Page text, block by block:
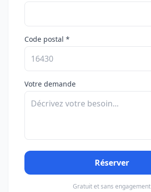
Code postal *
Votre demande
Réserver
Gratuit et sans engagement